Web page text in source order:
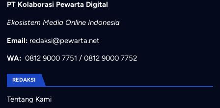
PT Kolaborasi Pewarta Digital
Ekosistem Media Online Indonesia
Email: redaksi@pewarta.net
WA: 0812 9000 7751 / 0812 9000 7752
REDAKSI
Tentang Kami